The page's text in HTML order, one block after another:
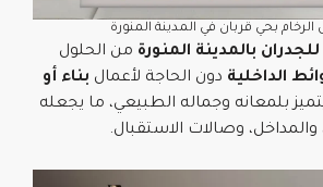
بحي قربان في المدينة المنورة
بالمدينة المنورة من الحلول
الداخلية دون الحاجة لأعمال بناء أو
بلمعانه وجماله الطبيعي، ما يجعله
وصالات الاستقبال.